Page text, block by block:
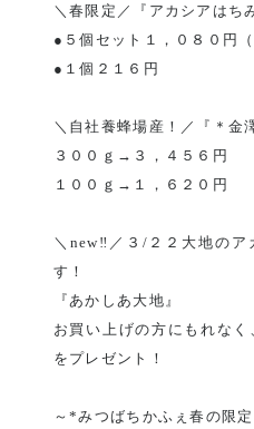
＼春限定／『アカシアはち
●５個セット１，０８０円
●１個２１６円
＼自社養蜂場産！／『＊金
３００ｇ→３，４５６円
１００ｇ→１，６２０円
＼new‼／３/２２大地のア
す！
『あかしあ大地』
お買い上げの方にもれな
をプレゼント！
～*みつばちかふぇ春の限